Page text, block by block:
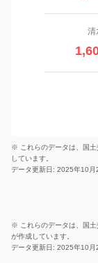
清
※ これらのデータは、国土
しています。
データ更新日: 2025年10月
※ これらのデータは、国土
が作成しています。
データ更新日: 2025年10月